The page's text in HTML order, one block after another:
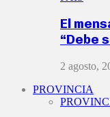
El
“Debe
2 agosto,
PROVINCIA